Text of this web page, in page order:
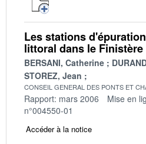
Les stations
littoral dans le Finistère
BERSANI, Catherine
STOREZ, Jean
CONSEIL GENERAL DES PONTS ET
Rapport: mars 2006 Mise en
n°004550-01
Accéder à la notice